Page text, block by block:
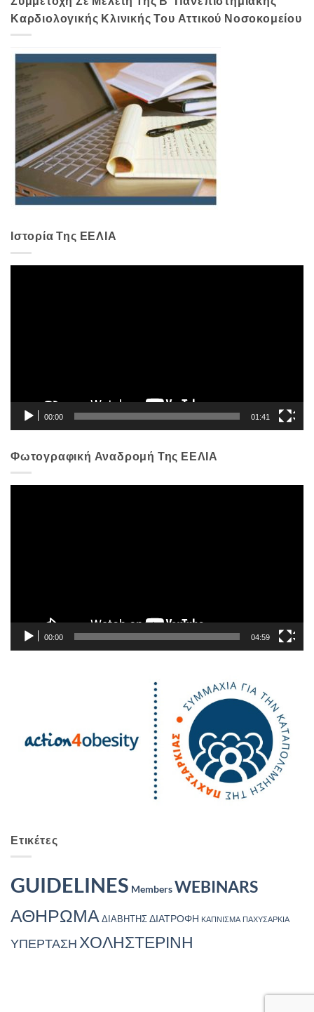
Καρδιολογικής Κλινικής Του Αττικού Νοσοκομείου
Ιστορία Της ΕΕΛΙΑ
00:00 01:41
Φωτογραφική Αναδρομή Της ΕΕΛΙΑ
00:00 04:59
Ετικέτες
GUIDELINES MembersWEBINARS
ΑΘΗΡΩΜΑ ΔΙΑΒΗΤΗΣ ΔΙΑΤΡΟΦΗ ΚΑΠΝΙΣΜΑ ΠΑΧΥΣΑΡΚΙΑ
ΥΠΕΡΤΑΣΗ ΧΟΛΗΣΤΕΡΙΝΗ